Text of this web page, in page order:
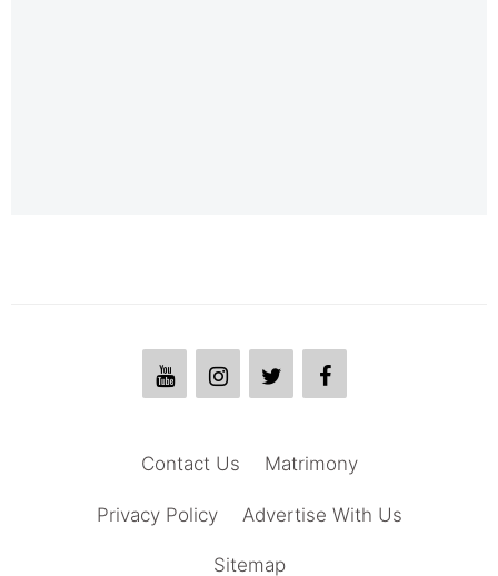
Matrimony
Contact Us
Advertise With Us
Privacy Policy
Sitemap